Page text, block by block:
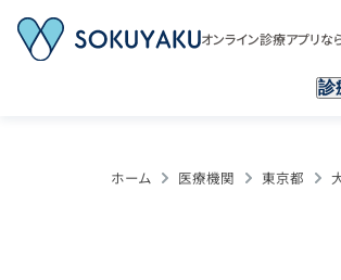
オンライン診療アプリな
診
ホーム 医療機関 東京都